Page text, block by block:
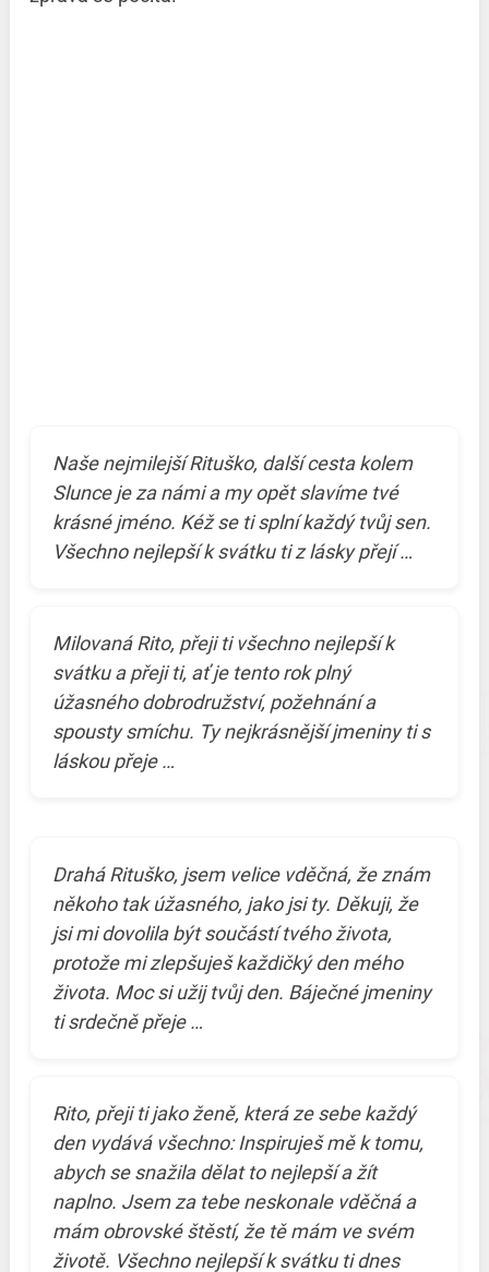
Naše nejmilejší Rituško, další cesta kolem
Slunce je za námi a my opět slavíme tvé
krásné jméno. Kéž se ti splní každý tvůj sen.
Všechno nejlepší k svátku ti z lásky přejí …
Milovaná Rito, přeji ti všechno nejlepší k
svátku a přeji ti, ať je tento rok plný
úžasného dobrodružství, požehnání a
spousty smíchu. Ty nejkrásnější jmeniny ti s
láskou přeje …
Drahá Rituško, jsem velice vděčná, že znám
někoho tak úžasného, jako jsi ty. Děkuji, že
jsi mi dovolila být součástí tvého života,
protože mi zlepšuješ každičký den mého
života. Moc si užij tvůj den. Báječné jmeniny
ti srdečně přeje …
Rito, přeji ti jako ženě, která ze sebe každý
den vydává všechno: Inspiruješ mě k tomu,
abych se snažila dělat to nejlepší a žít
naplno. Jsem za tebe neskonale vděčná a
mám obrovské štěstí, že tě mám ve svém
životě. Všechno nejlepší k svátku ti dnes